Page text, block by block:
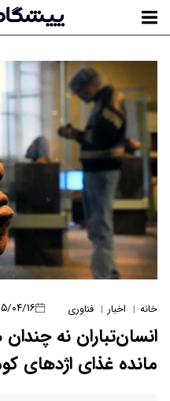
خانه | اخبار | فناوری ۱۴۰۵/۰۴/۱۶
انسان‌تباران نه
مانده غذای اژدهای